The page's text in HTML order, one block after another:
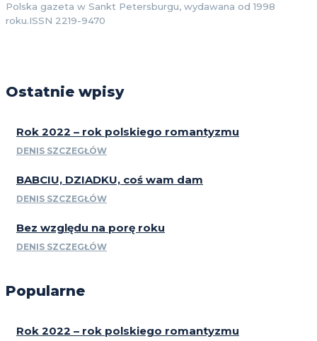
Polska gazeta w Sankt Petersburgu, wydawana od 1998
roku.ISSN 2219-9470
Ostatnie wpisy
Rok 2022 – rok polskiego romantyzmu
DENIS SZCZEGŁÓW
BABCIU, DZIADKU, coś wam dam
DENIS SZCZEGŁÓW
Bez względu na porę roku
DENIS SZCZEGŁÓW
Popularne
Rok 2022 – rok polskiego romantyzmu